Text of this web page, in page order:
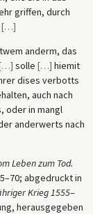
griffen, durch
[…]
anderm, das
…] solle […] hiemit
dises verbotts
auch nach
oder in mangl
anderwerts nach
Leben zum Tod.
abgedruckt in
Krieg 1555–
herausgegeben